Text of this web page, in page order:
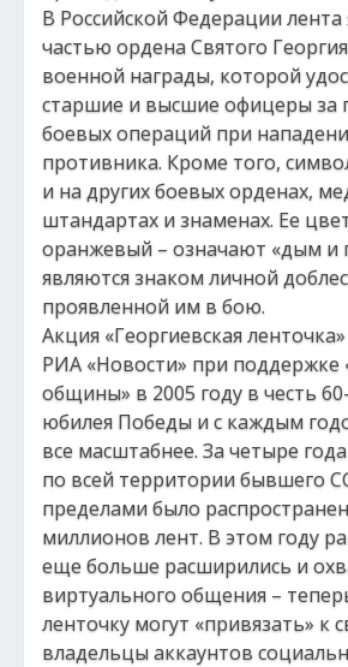
В Российской Федерации лента
частью ордена Святого
военной награды, которой
старшие и высшие офицеры за
боевых операций при
противника. Кроме того,
и на других боевых орденах,
штандартах и знаменах. Ее
оранжевый – означают «дым и
являются знаком личной
проявленной им в бою.
Акция «Георгиевская
РИА «Новости» при поддержке
общины» в 2005 году в честь
юбилея Победы и с каждым
все масштабнее. За четыре
по всей территории бывшего
пределами было
миллионов лент. В этом году
еще больше расширились и
виртуального общения –
ленточку могут «привязать» к
владельцы аккаунтов